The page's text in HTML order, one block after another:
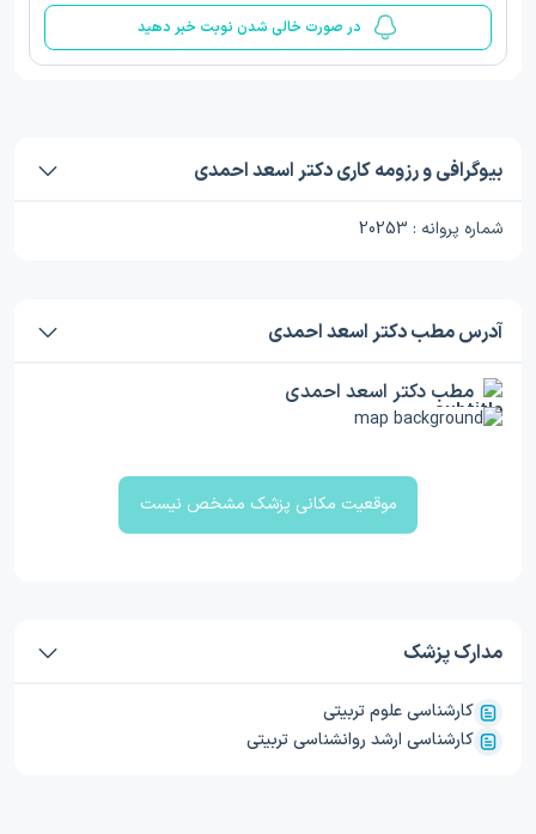
در صورت خالی شدن نوبت خبر دهید
بیوگرافی و رزومه کاری دکتر اسعد احمدی
شماره پروانه : 20253
آدرس مطب دکتر اسعد احمدی
مطب دکتر اسعد احمدی
موقعیت مکانی پزشک مشخص نیست
مدارک پزشک
کارشناسی علوم تربیتی
کارشناسی ارشد روانشناسی تربیتی